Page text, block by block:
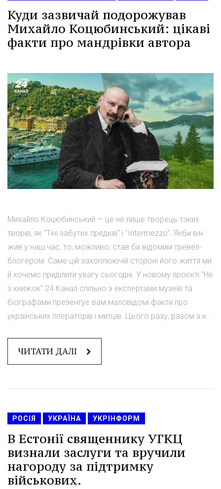
Куди зазвичай подорожував
Михайло Коцюбинський: цікаві
факти про мандрівки автора
Михайло Коцюбинський — це не лише творець таких
творів, як "Тіні забутих предків" і "Intermezzo". Якби він
жив у наш час, то, можливо, став би відомим тревел-
блогером. Саме цій захоплюючій стороні його життя ми
й хочемо приділити увагу сьогодні. У новому проєкті "Не
з книжок" 24 Канал спільно з експертами музеїв та
біографами презентує вам маловідомі факти про
українських літераторів і митців. Цього разу, разом з к...
ЧИТАТИ ДАЛІ
РОСІЯ УКРАЇНА УКРІНФОРМ
В Естонії священнику УГКЦ
визнали заслуги та вручили
нагороду за підтримку
військових.